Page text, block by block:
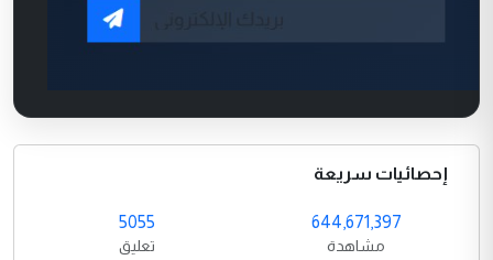
إحصائيات سريعة
644,671,397
مشاهدة
5055
تعليق